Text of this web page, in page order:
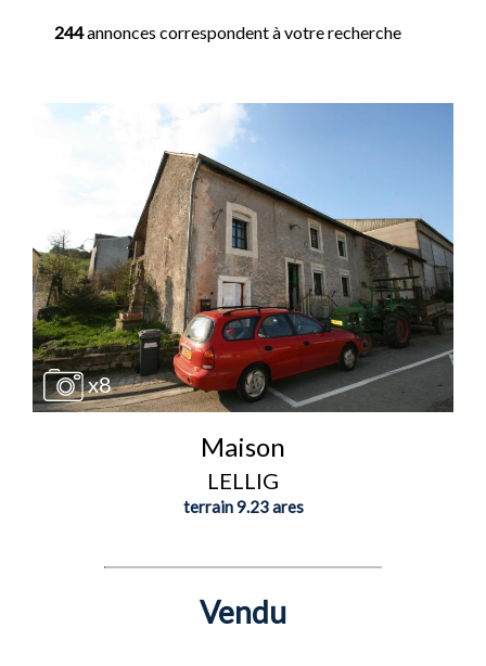
244annonces correspondent à votre recherche
x8
Maison
LELLIG
terrain 9.23 ares
Vendu